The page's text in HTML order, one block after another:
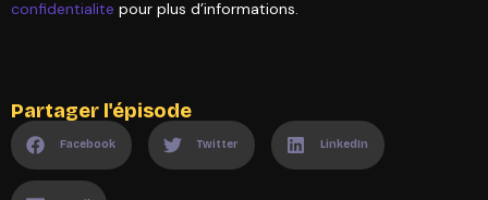
confidentialite pour plus d’informations.
Partager l'épisode
Facebook Twitter LinkedIn